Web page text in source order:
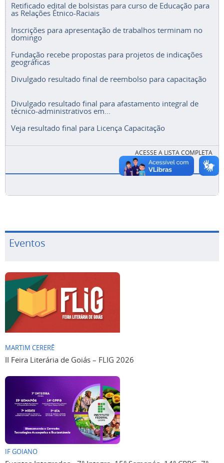
Retificado edital de bolsistas para curso de Educação para
as Relações Étnico-Raciais
Inscrições para apresentação de trabalhos terminam no
domingo
Fundação recebe propostas para projetos de indicações
geográficas
Divulgado resultado final de reembolso para capacitação
Divulgado resultado final para afastamento integral de
técnico-administrativos em...
Veja resultado final para Licença Capacitação
ACESSE A LISTA COMPLETA
Eventos
MARTIM CERERÊ
II Feira Literária de Goiás – FLIG 2026
IF GOIANO